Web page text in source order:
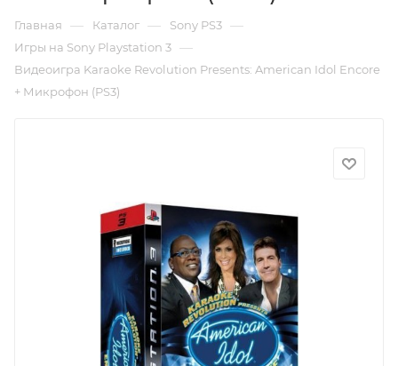
Главная — Каталог — Sony PS3 —
Игры на Sony Playstation 3 —
Видеоигра Karaoke Revolution Presents: American Idol Encore
+ Микрофон (PS3)